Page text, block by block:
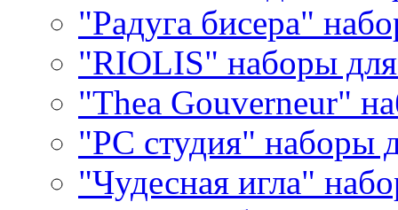
"Радуга бисера"
"RIOLIS" наборы
"Thea Gouverneur"
"РС студия" наборы
"Чудесная игла"